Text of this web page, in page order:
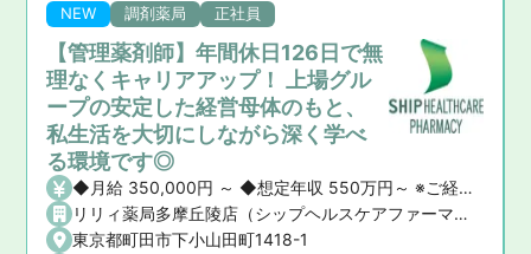
NEW 調剤薬局 正社員
【管理薬剤師】年間休日126日で無
理なくキャリアアップ！ 上場グル
ープの安定した経営母体のもと、
私生活を大切にしながら深く学べ
る環境です◎
◆月給 350,000円 ～ ◆想定年収 550万円～ ※ご経験や前職の給与を考慮の上、決定いたします。 ◆昇給・賞与 ・昇給： あり ・賞与： あり（年2回）
リリィ薬局多摩丘陵店（シップヘルスケアファーマシー株式会社）
東京都町田市下小山田町1418-1